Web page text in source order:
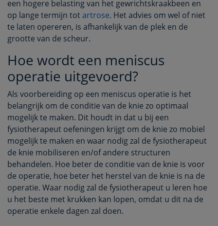
een hogere belasting van het gewrichtskraakbeen en
op lange termijn totartrose. Het advies om wel of niet
te laten opereren, is afhankelijk van de plek en de
grootte van de scheur.
Hoe wordt een meniscus
operatie uitgevoerd?
Als voorbereiding op een meniscus operatie is het
belangrijk om de conditie van de knie zo optimaal
mogelijk te maken. Dit houdt in dat u bij een
fysiotherapeut oefeningen krijgt om de knie zo mobiel
mogelijk te maken en waar nodig zal de fysiotherapeut
de knie mobiliseren en/of andere structuren
behandelen. Hoe beter de conditie van de knie is voor
de operatie, hoe beter het herstel van de knie is na de
operatie. Waar nodig zal de fysiotherapeut u leren hoe
u het beste met krukken kan lopen, omdat u dit na de
operatie enkele dagen zal doen.